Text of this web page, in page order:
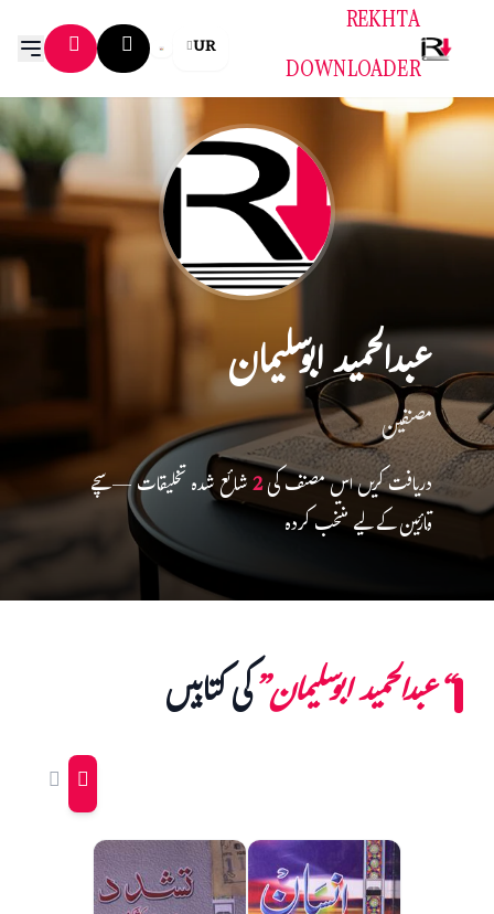
REKHTA
DOWNLOADER
UR
عبدالحمید ابوسلیمان
مصنفین
دریافت کریں اس مصنف کی2شائع شدہ تخلیقات — سچے
قارئین کے لیے منتخب کردہ
“عبدالحمید ابوسلیمان”کی کتابیں